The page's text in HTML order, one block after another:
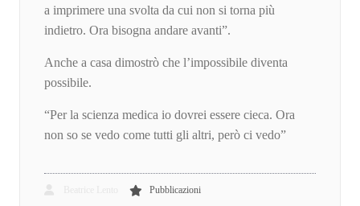
a imprimere una svolta da cui non si torna più
indietro. Ora bisogna andare avanti”.
Anche a casa dimostrò che l’impossibile diventa
possibile.
“Per la scienza medica io dovrei essere cieca. Ora
non so se vedo come tutti gli altri, però ci vedo”
Pubblicazioni